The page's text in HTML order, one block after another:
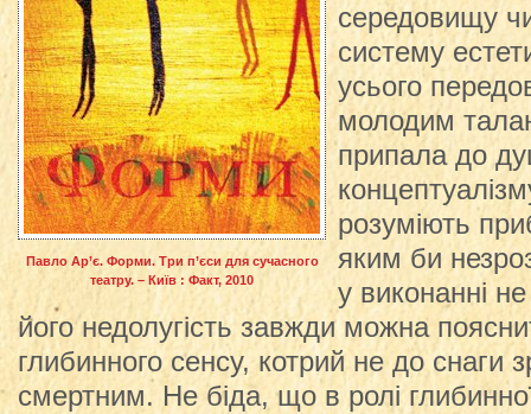
Павло Ар’є. Форми. Три п’єси для сучасного
театру. – Київ : Факт, 2010
середовищу
систему
усього
молодим
припала до
розуміють
яким би
у виконанні
його недолугість завжди можна
глибинного сенсу, котрий не до снаги
смертним. Не біда, що в ролі